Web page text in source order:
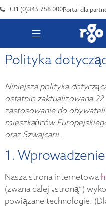
+31 (0)345 758 000Portal dla
Polityka
Niniejsza polityka
ostatnio zaktualizowana 22
zastosowanie do obywateli
mieszkańców
oraz Szwajcarii.
1. Wprowadzenie
Nasza strona internetowa
(zwana dalej „stroną”)
powiązane technologie.